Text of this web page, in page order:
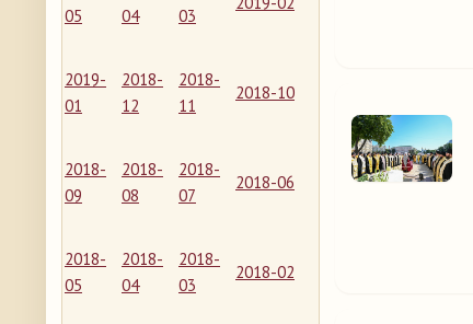
05
04
03
2019-
01
2018-
12
2018-
11
2018-10
2018-
09
2018-
08
2018-
07
2018-06
2018-
05
2018-
04
2018-
03
2018-02